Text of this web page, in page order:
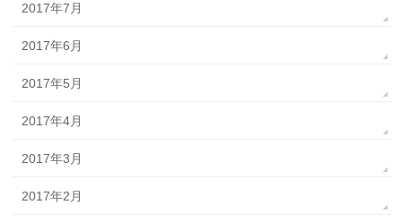
2017年7月
2017年6月
2017年5月
2017年4月
2017年3月
2017年2月